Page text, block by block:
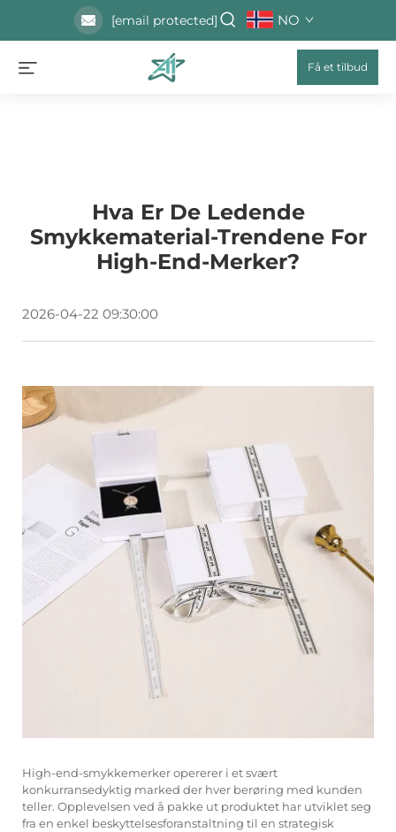
[email protected] NO
Få et tilbud
Hva Er De Ledende
Smykkematerial-Trendene For
High-End-Merker?
2026-04-22 09:30:00
High-end-smykkemerker opererer i et svært
konkurransedyktig marked der hver berøring med kunden
teller. Opplevelsen ved å pakke ut produktet har utviklet seg
fra en enkel beskyttelsesforanstaltning til en strategisk